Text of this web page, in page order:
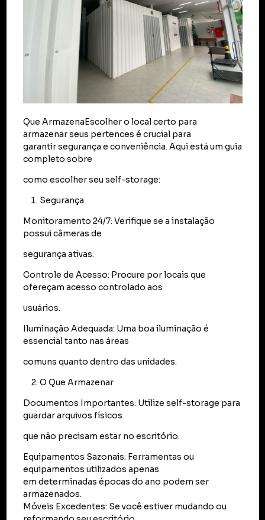
Que ArmazenaEscolher o local certo para
armazenar seus pertences é crucial para
garantir segurança e conveniência. Aqui está um guia
completo sobre
como escolher seu self-storage:
Segurança
Monitoramento 24/7: Verifique se a instalação
possui câmeras de
segurança ativas.
Controle de Acesso: Procure por locais que
ofereçam acesso controlado aos
usuários.
Iluminação Adequada: Uma boa iluminação é
essencial tanto nas áreas
comuns quanto dentro das unidades.
O Que Armazenar
Documentos Importantes: Utilize self-storage para
guardar arquivos físicos
que não precisam estar no escritório.
Equipamentos Sazonais: Ferramentas ou
equipamentos utilizados apenas
em determinadas épocas do ano podem ser
armazenados.
Móveis Excedentes: Se você estiver mudando ou